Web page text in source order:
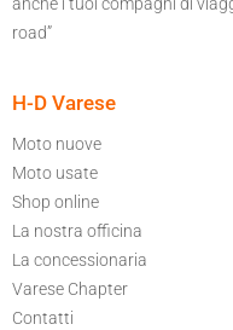
road”
H-D Varese
Moto nuove
Moto usate
Shop online
La nostra officina
La concessionaria
Varese Chapter
Contatti